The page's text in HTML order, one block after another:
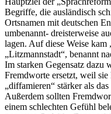
Begriffe, die ausländisch
Ortsnamen mit deutschen
umbenannt- dreisterweise
lagen. Auf diese Weise kam
„Litzmannstadt“, benannt
Im starken Gegensatz dazu
Fremdworte ersetzt, weil
„diffamieren“ stärker als
Außerdem sollten
einem schlechten Gefühl